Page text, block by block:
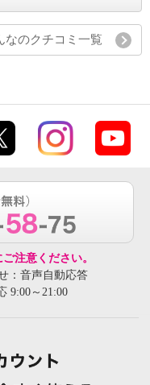
なのクチコミ一覧
注意ください。
：音声自動応答
9:00～21:00